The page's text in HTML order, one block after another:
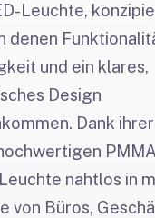
Leuchte,
denen
und ein klares,
Design
Dank
nahtlos in
von Büros,